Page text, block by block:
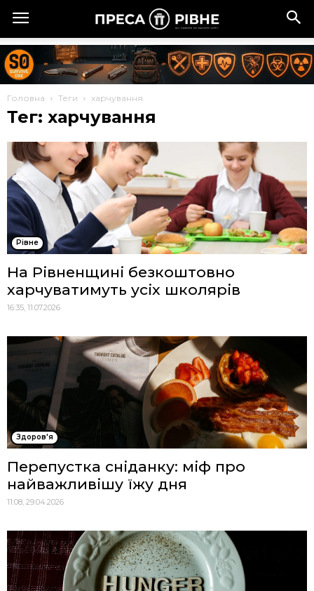
Головна Теги харчування
Тег: харчування
Рівне
На Рівненщині безкоштовно
харчуватимуть усіх школярів
16:35, 11.07.2026
Здоров'я
Перепустка сніданку: міф про
найважливішу їжу дня
11:08, 29.04.2026